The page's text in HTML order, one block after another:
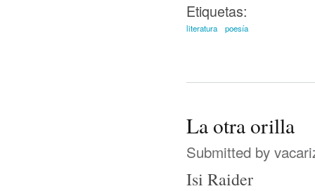
Etiquetas:
literatura poesía
La otra orilla
Submitted by
Isi Raider